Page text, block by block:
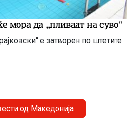
мора да „пливаат на суво“
е затворен по штетите
од Македонија